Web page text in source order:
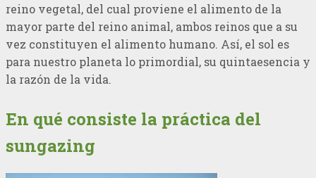
reino vegetal, del cual proviene el alimento de la
mayor parte del reino animal, ambos reinos que a su
vez constituyen el alimento humano. Así, el sol es
para nuestro planeta lo primordial, su quintaesencia y
la razón de la vida.
En qué consiste la práctica del
sungazing